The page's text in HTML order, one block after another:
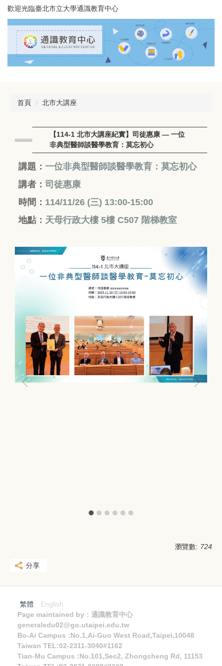
跳
到
主
歡迎光臨臺北市立大學通識教育中心
首頁 北市大講座
【114-1 北市大講座紀實】司徒惠康 — 一位
非典型醫師談醫學教育：莫忘初心
講題： 一位非典型醫師談醫學教育：莫忘初心
講者： 司徒惠康
時間： 114/11/26 (三) 13:00-15:00
地點： 天母行政大樓 5樓 C507 階梯教室
瀏覽數: 724
分享
繁體
English
Page maintained by：通識教育中心
generaledu02@go.utaipei.edu.tw
Bo-Ai Campus :No.1,Ai-Guo West Road,Taipei,10048
Taiwan TEL:02-2311-3040#1162
Tian-Mu Campus :No.101,Sec2, Zhongcheng Rd, 11153